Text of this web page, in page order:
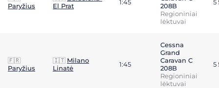
Paryžius
El Prat
1:45
208B
Regioniniai
lėktuvai
5
🇫🇷
Paryžius
🇮🇹 Milano
Linatė
1:45
Cessna
Grand
Caravan C
208B
Regioniniai
lėktuvai
5